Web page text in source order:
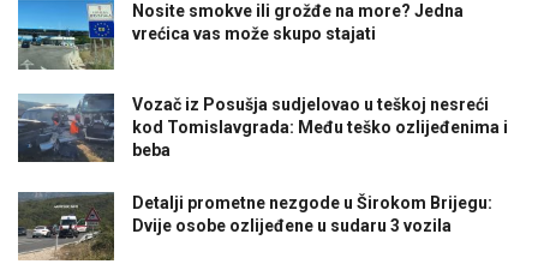
Nosite smokve ili grožđe na more? Jedna
vrećica vas može skupo stajati
Vozač iz Posušja sudjelovao u teškoj nesreći
kod Tomislavgrada: Među teško ozlijeđenima i
beba
Detalji prometne nezgode u Širokom Brijegu:
Dvije osobe ozlijeđene u sudaru 3 vozila